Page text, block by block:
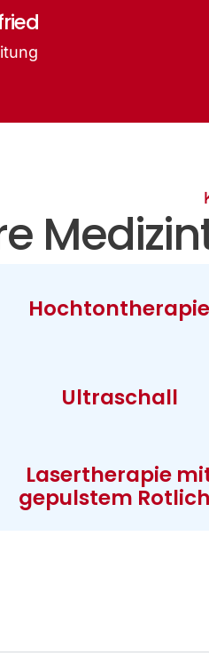
Hochtontherapie
Ultraschall
Lasertherapie
gepulstem